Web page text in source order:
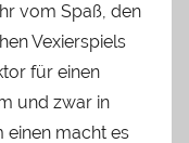
vom Spaß, den
Vexierspiels
für einen
und zwar in
einen macht es